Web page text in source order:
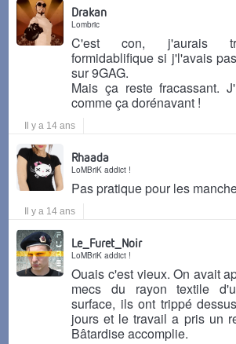
Drakan
Lombric
C'est con, j'aurais
formidablifique si j'l'avais
sur 9GAG.
Mais ça reste fracassant.
comme ça dorénavant !
Il y a 14 ans
Rhaada
LoMBriK addict !
Pas pratique pour les
Il y a 14 ans
Le_Furet_Noir
LoMBriK addict !
Ouais c'est vieux. On avait
mecs du rayon textile
surface, ils ont trippé
jours et le travail a pris un
Bâtardise accomplie.